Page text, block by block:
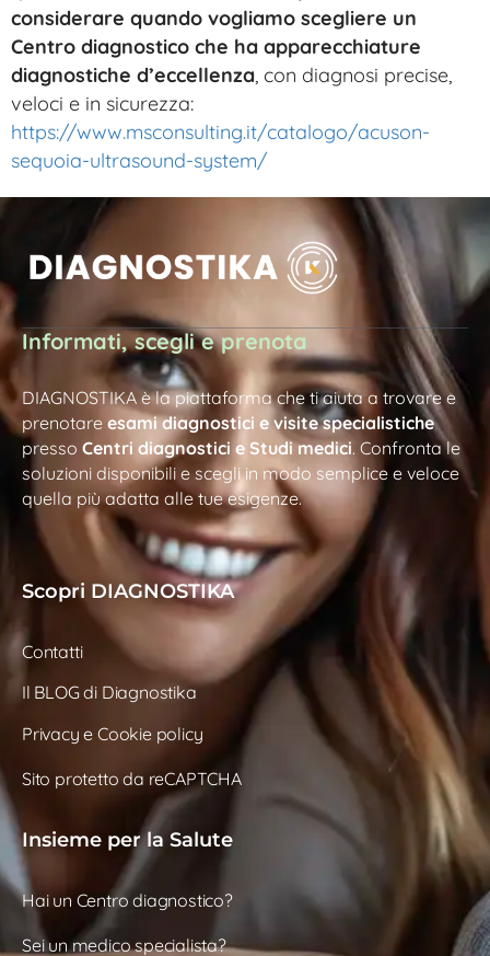
considerare quando vogliamo scegliere un
Centro diagnostico che ha apparecchiature
diagnostiche d’eccellenza, con diagnosi precise,
veloci e in sicurezza:
https://www.msconsulting.it/catalogo/acuson-
sequoia-ultrasound-system/
Informati, scegli e prenota
DIAGNOSTIKA è la piattaforma che ti aiuta a trovare e
prenotare esami diagnostici e visite specialistiche
presso Centri diagnostici e Studi medici. Confronta le
soluzioni disponibili e scegli in modo semplice e veloce
quella più adatta alle tue esigenze.
Scopri DIAGNOSTIKA
Contatti
Il BLOG di Diagnostika
Privacy e Cookie policy
Sito protetto da reCAPTCHA
Insieme per la Salute
Hai un Centro diagnostico?
Sei un medico specialista?